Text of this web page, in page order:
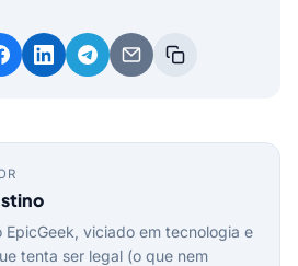
EpicGeek, viciado em tecnologia e
tenta ser legal (o que nem